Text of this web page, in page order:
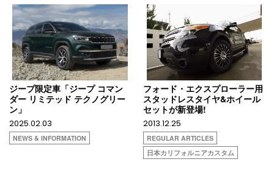
ジープ限定車「ジープ コマン
ダー リミテッド テクノグリー
ン」
2025.02.03
NEWS & INFORMATION
フォード・エクスプローラー用
スタッドレスタイヤ&ホイール
セットが新登場!
2013.12.25
REGULAR ARTICLES
日本カリフォルニアカスタム